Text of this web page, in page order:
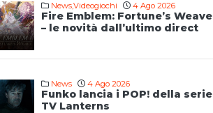
News,Videogiochi 4 Ago 2026
Fire Emblem: Fortune’s Weave
– le novità dall’ultimo direct
News 4 Ago 2026
Funko lancia i POP! della serie
TV Lanterns